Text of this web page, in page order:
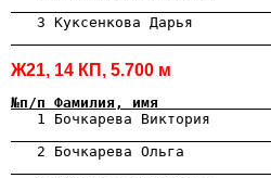
3 Куксенкова Дарья
Ж21, 14 КП, 5.700 м
№п/п Фамилия, имя
1 Бочкарева Виктория
2 Бочкарева Ольга